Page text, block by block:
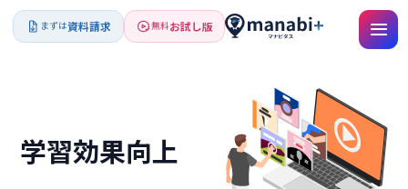
まずは資料請求 無料お試し版
学習効果向上